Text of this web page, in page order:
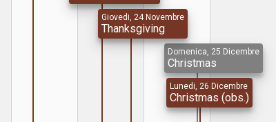
Giovedi, 24 Novembre
Thanksgiving
Domenica, 25 Dicembre
Christmas
Lunedi, 26 Dicembre
Christmas (obs.)